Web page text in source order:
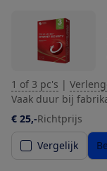
1 of 3 pc's |
Vaak duur bij
€ 25,-Richtprijs
Vergelijk